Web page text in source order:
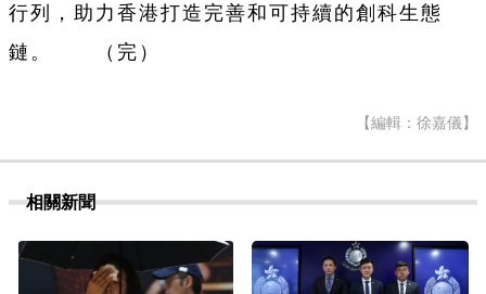
行列，助力香港打造完善和可持續的創科生態
鏈。 （完）
【編輯：徐嘉儀】
相關新聞